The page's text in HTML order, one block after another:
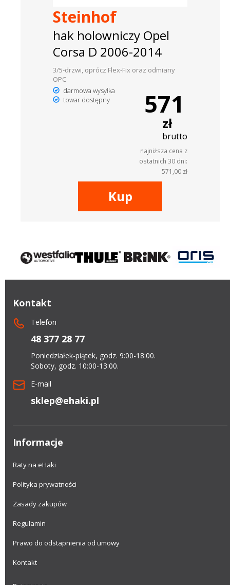
Steinhof
hak holowniczy Opel
Corsa D 2006-2014
3/5-drzwi, oprócz Flex-Fix oraz odmiany
OPC
darmowa wysyłka
towar dostępny
571
zł
brutto
najniższa cena z
ostatnich 30 dni:
571,00 zł
Kup
Kontakt
Telefon
48 377 28 77
Poniedziałek-piątek, godz. 9:00-18:00.
Soboty, godz. 10:00-13:00.
E-mail
sklep@ehaki.pl
Informacje
Raty na eHaki
Polityka prywatności
Zasady zakupów
Regulamin
Prawo do odstapnienia od umowy
Kontakt